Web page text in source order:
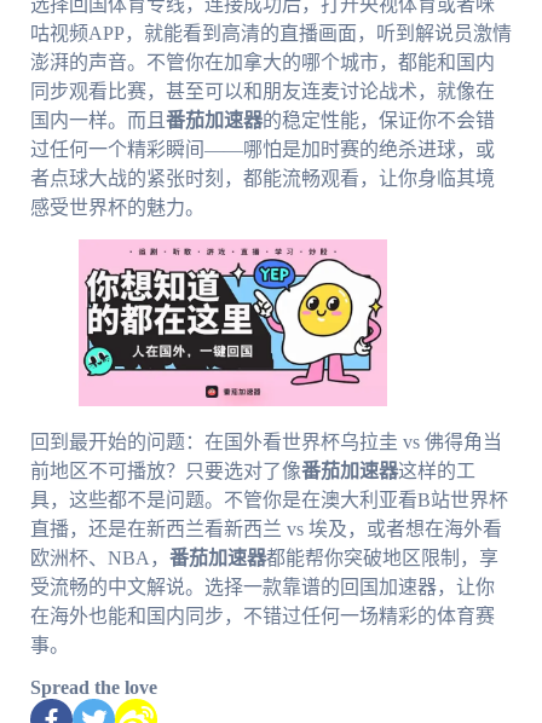
咕视频APP，就能看到高清的直播画面，听到解说员激情
澎湃的声音。不管你在加拿大的哪个城市，都能和国内
同步观看比赛，甚至可以和朋友连麦讨论战术，就像在
国内一样。而且 番茄加速器的稳定性能，保证你不会错
过任何一个精彩瞬间——哪怕是加时赛的绝杀进球，或
者点球大战的紧张时刻，都能流畅观看，让你身临其境
感受世界杯的魅力。
回到最开始的问题：在国外看世界杯乌拉圭 vs 佛得角当
前地区不可播放？只要选对了像番茄加速器这样的工
具，这些都不是问题。不管你是在澳大利亚看B站世界杯
直播，还是在新西兰看新西兰 vs 埃及，或者想在海外看
欧洲杯、NBA， 番茄加速器都能帮你突破地区限制，享
受流畅的中文解说。选择一款靠谱的回国加速器，让你
在海外也能和国内同步，不错过任何一场精彩的体育赛
事。
Spread the love